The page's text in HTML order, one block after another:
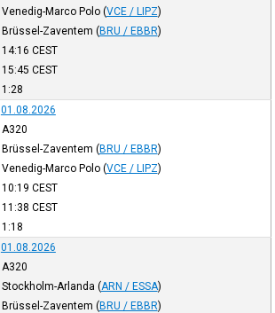
Venedig-Marco Polo (VCE / LIPZ)
Brüssel-Zaventem (BRU / EBBR)
14:16 CEST
15:45 CEST
1:28
01.08.2026
A320
Brüssel-Zaventem (BRU / EBBR)
Venedig-Marco Polo (VCE / LIPZ)
10:19 CEST
11:38 CEST
1:18
01.08.2026
A320
Stockholm-Arlanda (ARN / ESSA)
Brüssel-Zaventem (BRU / EBBR)